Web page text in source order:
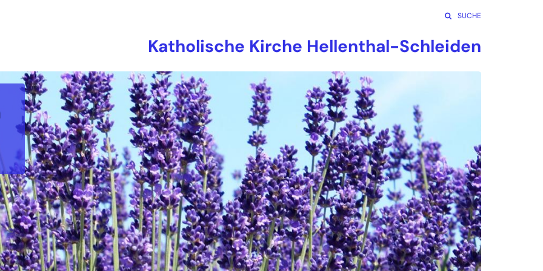
SUCHE
Katholische Kirche Hellenthal-Schleiden